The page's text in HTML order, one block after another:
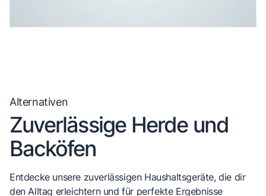
Alternativen
Zuverlässige Herde und
Backöfen
Entdecke unsere zuverlässigen Haushaltsgeräte, die dir
den Alltag erleichtern und für perfekte Ergebnisse